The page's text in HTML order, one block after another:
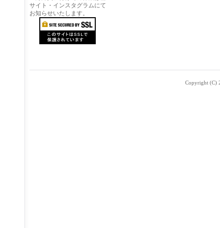
サイト・インスタグラムにて
お知らせいたします。
Copyright (C)